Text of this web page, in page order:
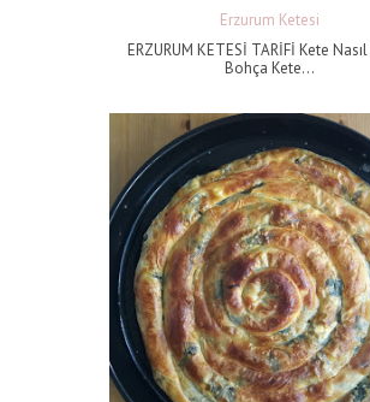
Erzurum Ketesi
ERZURUM KETESİ TARİFİ Kete Nasıl
Bohça Kete...